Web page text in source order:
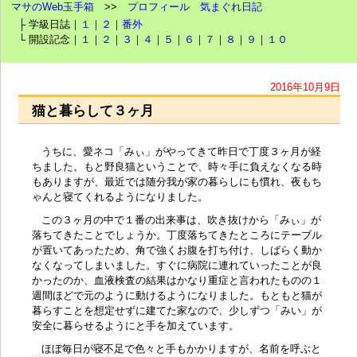
マサのWeb玉手箱 >> プロフィール
気まぐれ日記
├ 学級日誌｜ １ ｜ ２ ｜番外
└ 開設記念｜ １ ｜ ２ ｜ ３ ｜ ４ ｜ ５ ｜ ６ ｜ ７ ｜ ８ ｜ ９ ｜ １０
2016年10月9日
猫と暮らして３ヶ月
うちに、愛ネコ「みぃ」がやってきて昨日で丁度３ヶ月が経
ちました。もと野良猫ということで、時々手に負えなくなる時
もありますが、最近では随分我が家の暮らしにも慣れ、夜もち
ゃんと寝てくれるようになりました。
この３ヶ月の中で１番の出来事は、吹き抜けから「みぃ」が
落ちてきたことでしょうか。丁度落ちてきたところにテーブル
が置いてあったため、角で強くお腹を打ち付け、しばらく動か
なくなってしまいました。すぐに病院に連れていったことが良
かったのか、血液検査の結果はかなり重症と言われたものの１
週間ほどで元のように動けるようになりました。もともと猫が
暮らすことを想定せずに建てた家なので、少しずつ「みい」が
安全に暮らせるようにと手を加えています。
ほぼ毎日が寝不足で色々と手もかかりますが、名前を呼ぶと